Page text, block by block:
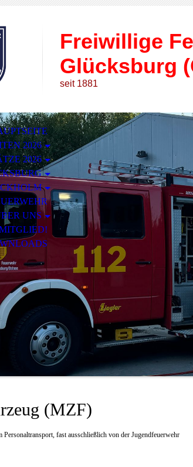
Freiwillige
Glücksburg
seit 1881
2026
2026
UNS
(MZF)
Personaltransport, fast ausschließlich von der Jugendfeuerwehr